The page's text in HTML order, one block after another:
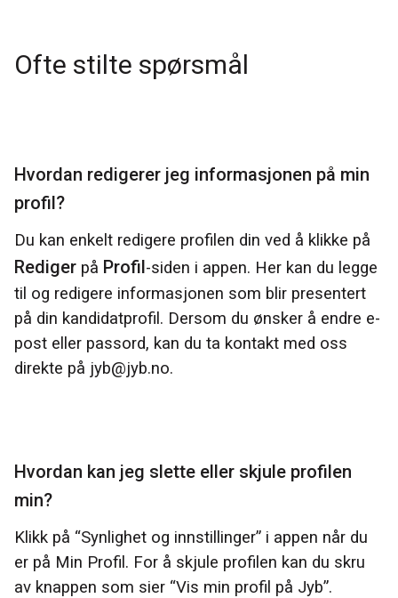
Ofte stilte spørsmål
Hvordan redigerer jeg informasjonen på min
profil?
Du kan enkelt redigere profilen din ved å klikke på
Rediger på Profil-siden i appen. Her kan du legge
til og redigere informasjonen som blir presentert
på din kandidatprofil. Dersom du ønsker å endre e-
post eller passord, kan du ta kontakt med oss
direkte på jyb@jyb.no.
Hvordan kan jeg slette eller skjule profilen
min?
Klikk på “Synlighet og innstillinger” i appen når du
er på Min Profil. For å skjule profilen kan du skru
av knappen som sier “Vis min profil på Jyb”.